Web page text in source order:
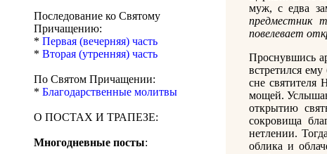
Последование ко Святому
Причащению:
* Первая (вечерняя) часть
* Вторая (утренняя) часть
По Святом Причащении:
* Благодарственные молитвы
О ПОСТАХ И ТРАПЕЗЕ:
Многодневные посты:
муж, с едва
предместник
повелевает
Проснувшись
встретился
сне святителя
мощей.
открытию
сокровища
нетлении.
облика и